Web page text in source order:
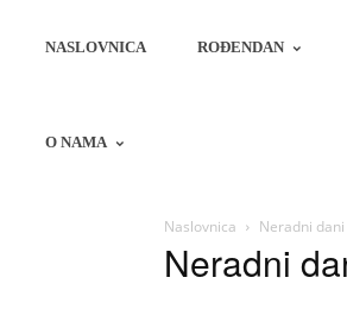
NASLOVNICA ROĐENDAN
O NAMA
Naslovnica Neradni dani
Neradni